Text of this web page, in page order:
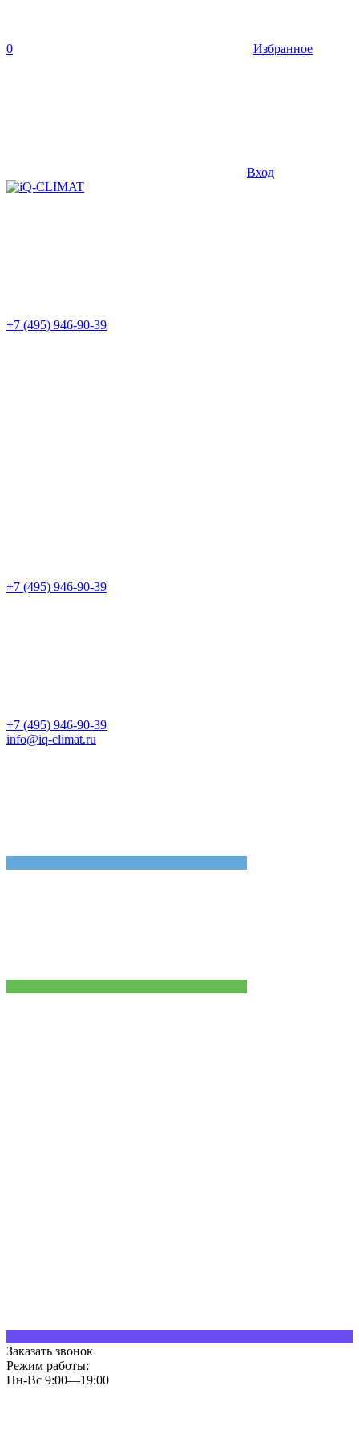
0 Избранное
Вход
+7 (495) 946-90-39
+7 (495) 946-90-39
+7 (495) 946-90-39
info@iq-climat.ru
Заказать звонок
Режим работы:
Пн-Вс 9:00—19:00